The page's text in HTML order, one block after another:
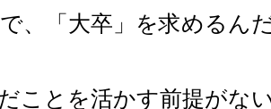
、「大卒」を求めるん
ことを活かす前提がな